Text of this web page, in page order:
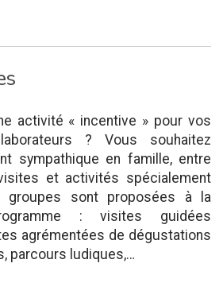
activité « incentive » pour vos
? Vous souhaitez
sympathique en famille, entre
et activités spécialement
groupes sont proposées à la
: visites guidées
agrémentées de dégustations
parcours ludiques,…